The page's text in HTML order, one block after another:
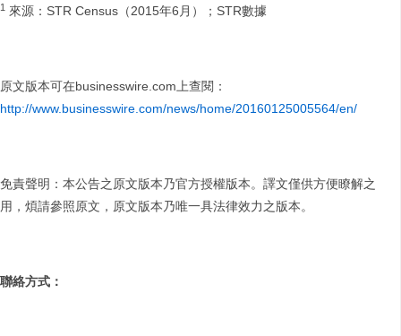
1 來源：STR Census（2015年6月）；STR數據
原文版本可在businesswire.com上查閱：
http://www.businesswire.com/news/home/20160125005564/en/
免責聲明：本公告之原文版本乃官方授權版本。譯文僅供方便瞭解之
用，煩請參照原文，原文版本乃唯一具法律效力之版本。
聯絡方式：